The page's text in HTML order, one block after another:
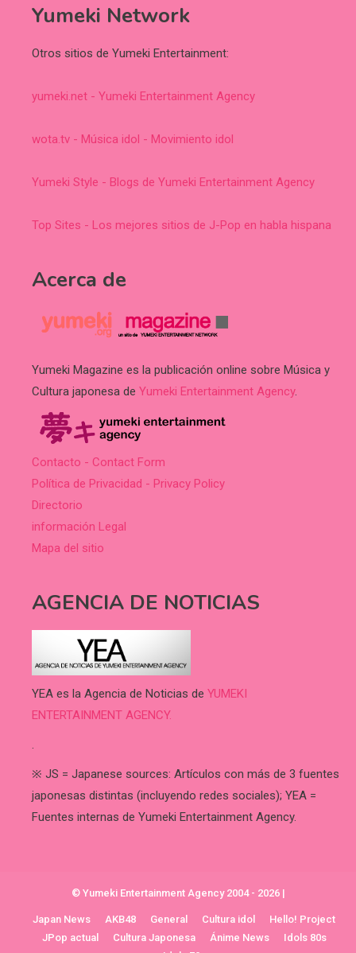
Yumeki Network
Otros sitios de Yumeki Entertainment:
yumeki.net - Yumeki Entertainment Agency
wota.tv - Música idol - Movimiento idol
Yumeki Style - Blogs de Yumeki Entertainment Agency
Top Sites - Los mejores sitios de J-Pop en habla hispana
Acerca de
Yumeki Magazine es la publicación online sobre Música y
Cultura japonesa de Yumeki Entertainment Agency.
Contacto - Contact Form
Política de Privacidad - Privacy Policy
Directorio
información Legal
Mapa del sitio
AGENCIA DE NOTICIAS
YEA es la Agencia de Noticias de YUMEKI
ENTERTAINMENT AGENCY.
.
※ JS = Japanese sources: Artículos con más de 3 fuentes
japonesas distintas (incluyendo redes sociales); YEA =
Fuentes internas de Yumeki Entertainment Agency.
© Yumeki Entertainment Agency 2004 - 2026 |
Japan News AKB48 General Cultura idol
Hello! Project
JPop actual
Cultura Japonesa Ánime News
Idols 80s